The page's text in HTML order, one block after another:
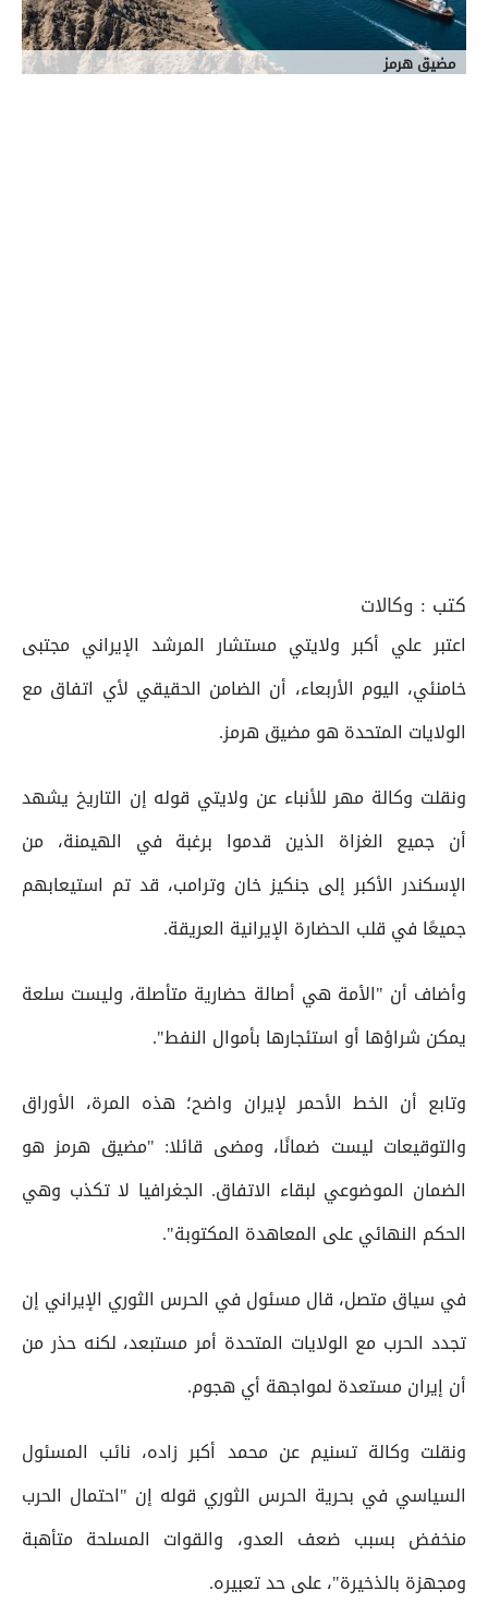
مضيق هرمز
كتب : وكالات
اعتبر علي أكبر ولايتي مستشار المرشد الإيراني مجتبى
خامنئي، اليوم الأربعاء، أن الضامن الحقيقي لأي اتفاق مع
الولايات المتحدة هو مضيق هرمز.
ونقلت وكالة مهر للأنباء عن ولايتي قوله إن التاريخ يشهد
أن جميع الغزاة الذين قدموا برغبة في الهيمنة، من
الإسكندر الأكبر إلى جنكيز خان وترامب، قد تم استيعابهم
جميعًا في قلب الحضارة الإيرانية العريقة.
وأضاف أن "الأمة هي أصالة حضارية متأصلة، وليست سلعة
يمكن شراؤها أو استئجارها بأموال النفط".
وتابع أن الخط الأحمر لإيران واضح؛ هذه المرة، الأوراق
والتوقيعات ليست ضمانًا، ومضى قائلا: "مضيق هرمز هو
الضمان الموضوعي لبقاء الاتفاق. الجغرافيا لا تكذب وهي
الحكم النهائي على المعاهدة المكتوبة".
في سياق متصل، قال مسئول في الحرس الثوري الإيراني إن
تجدد الحرب مع الولايات المتحدة أمر مستبعد، لكنه حذر من
أن إيران مستعدة لمواجهة أي هجوم.
ونقلت وكالة تسنيم عن محمد أكبر زاده، نائب المسئول
السياسي في بحرية الحرس الثوري قوله إن "احتمال الحرب
منخفض بسبب ضعف العدو، والقوات المسلحة متأهبة
ومجهزة بالذخيرة"، على حد تعبيره.